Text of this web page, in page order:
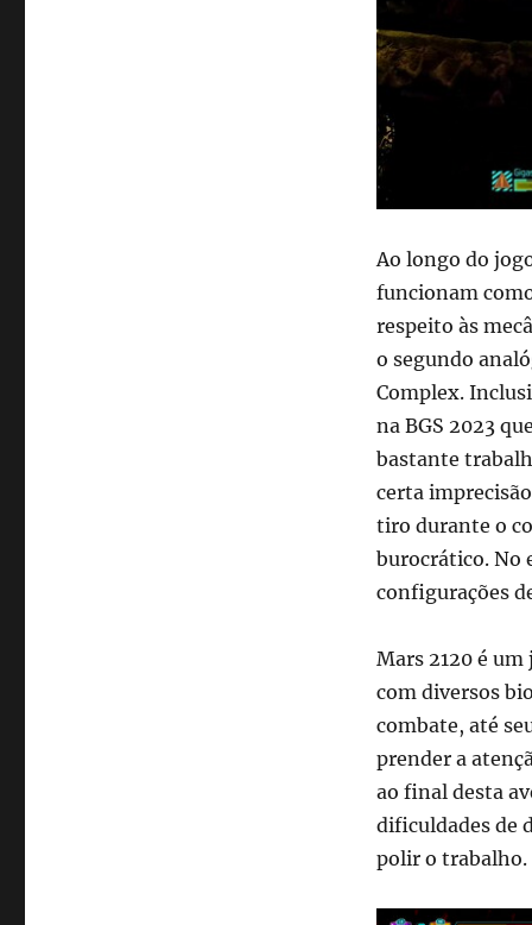
Ao longo do
funcionam
respeito às
o segundo
Complex.
na BGS 2023
bastante
certa
tiro durante o
burocrático. No
configurações
Mars 2120 é
com diversos
combate, até
prender a
ao final desta
dificuldades de
polir o trabalho.